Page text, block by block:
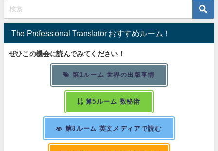
The Professional Translator おすすめルーム！
ぜひこの機会に読んでみてください！
第1ルーム 世界の出版事情
第5ルーム 数秘術
第8ルーム 英文メディアで読む